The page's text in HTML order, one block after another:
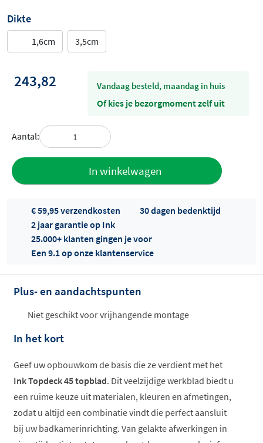
Dikte
1,6cm 3,5cm
243,82 vandaag besteld, maandag in huis
Of kies je bezorgmoment zelf uit
Aantal:
In winkelwagen
Offertes
€ 59,95 verzendkosten
30 dagen bedenktijd
2 jaar garantie op Ink
25.000+ klanten gingen je voor
Een 9.1 op onze klantenservice
Plus- en aandachtspunten
Niet geschikt voor vrijhangende montage
In het kort
Geef uw opbouwkom de basis die ze verdient met het
Ink Topdeck 45 topblad. Dit veelzijdige werkblad biedt u
een ruime keuze uit materialen, kleuren en afmetingen,
zodat u altijd een combinatie vindt die perfect aansluit
bij uw badkamerinrichting. Van gelakte afwerkingen in